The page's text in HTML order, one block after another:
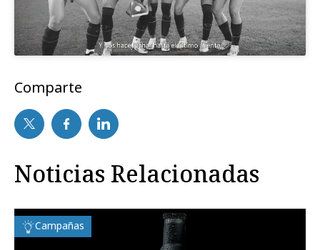
Comparte
Noticias Relacionadas
Campañas